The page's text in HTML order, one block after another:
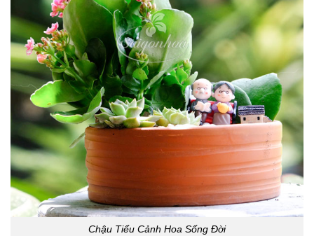
Chậu Tiểu Cảnh Hoa Sống Đời